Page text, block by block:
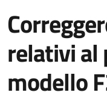
relativi al
modello